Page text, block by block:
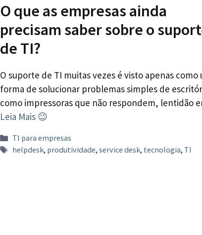
O que as empresas ainda
precisam saber sobre o
de TI?
O suporte de TI muitas vezes é visto apenas como
forma de solucionar problemas simples de
como impressoras que não respondem, lentidão
Leia Mais 😉
Categorias
TI para empresas
Tags
helpdesk, produtividade,service desk, tecnologia, TI